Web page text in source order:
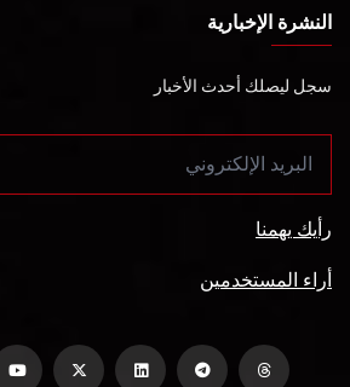
النشرة الإخبارية
سجل ليصلك أحدث الأخبار
رأيك يهمنا
أراء المستخدمين